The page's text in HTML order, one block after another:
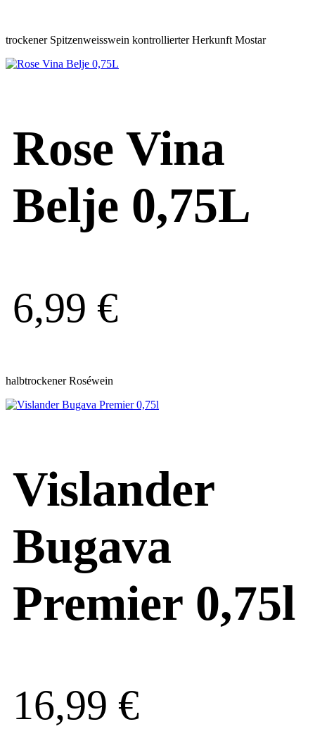
trockener Spitzenweisswein kontrollierter Herkunft Mostar
Rose Vina
Belje 0,75L
6,99 €
halbtrockener Roséwein
Vislander
Bugava
Premier 0,75l
16,99 €